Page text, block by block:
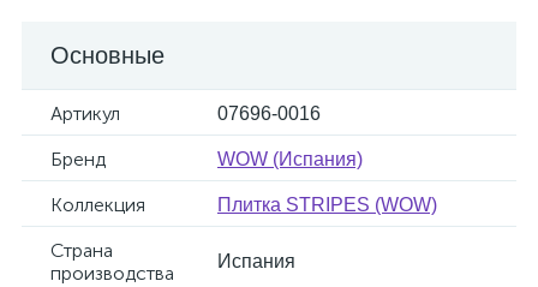
Основные
Артикул 07696-0016
Бренд WOW (Испания)
Коллекция Плитка STRIPES (WOW)
Страна
производства
Испания